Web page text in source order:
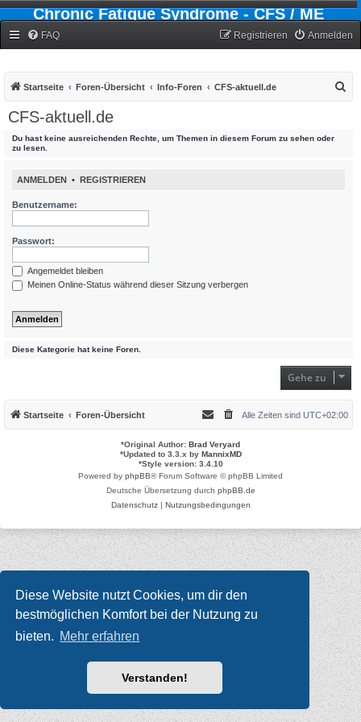
Diese Website nutzt Cookies, um dir den
bestmöglichen Komfort bei der Nutzung zu
bieten. Mehr erfahren
Verstanden!
Chronic Fatigue Syndrome - CFS / ME
FAQ Anmelden
Registrieren
Startseite Foren-Übersicht Info-Foren CFS-aktuell.de
CFS-aktuell.de
Du hast keine ausreichenden Rechte, um Themen in diesem Forum zu sehen oder
zu lesen.
ANMELDEN • REGISTRIEREN
Benutzername:
Passwort:
Angemeldet bleiben
Meinen Online-Status während dieser Sitzung verbergen
Diese Kategorie hat keine Foren.
Gehe zu
Startseite Foren-Übersicht Alle Zeiten sind UTC+02:00
*Original Author: Brad Veryard
*Updated to 3.3.x by MannixMD
*Style version: 3.4.10
Powered by phpBB® Forum Software © phpBB Limited
Deutsche Übersetzung durch phpBB.de
Datenschutz| Nutzungsbedingungen